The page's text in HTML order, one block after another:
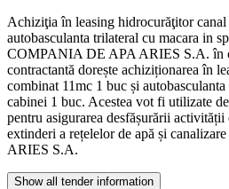
Achiziţia în leasing hidrocurăţitor
autobasculanta trilateral cu macara in
COMPANIA DE APA ARIES S.A. în
contractantă dorește achiziționarea în
combinat 11mc 1 buc și
cabinei 1 buc. Acestea vot fi utilizate
pentru asigurarea desfășurării
extinderi a rețelelor de apă și
ARIES S.A.
Show all tender information